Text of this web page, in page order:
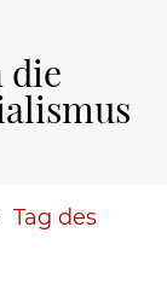
die
Tag des